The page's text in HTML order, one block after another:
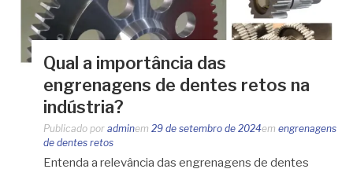
Qual a importância das
engrenagens de dentes retos na
indústria?
Publicado por adminem 29 de setembro de 2024em engrenagens
de dentes retos
Entenda a relevância das engrenagens de dentes